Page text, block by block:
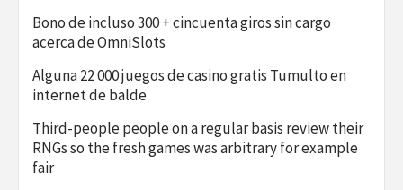
Bono de incluso 300 + cincuenta giros sin cargo
acerca de OmniSlots
Alguna 22 000 juegos de casino gratis Tumulto en
internet de balde
Third-people people on a regular basis review their
RNGs so the fresh games was arbitrary for example
fair